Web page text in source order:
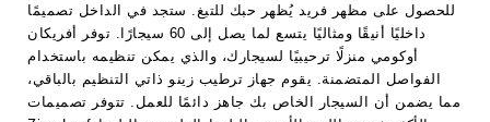
للحصول على مظهر فريد يُظهر حبك للتبغ. ستجد في الداخل تصميمًا
داخليًا أنيقًا ومثاليًا يتسع لما يصل إلى 60 سيجارًا. توفر أفريكان
أوكومي منزلًا ترحيبيًا لسيجارك، والذي يمكن تنظيمه باستخدام
الفواصل المتضمنة. يقوم جهاز ترطيب زينو ذاتي التنظيم بالباقي،
مما يضمن أن السيجار الخاص بك جاهز دائمًا للعمل. تتوفر تصميمات